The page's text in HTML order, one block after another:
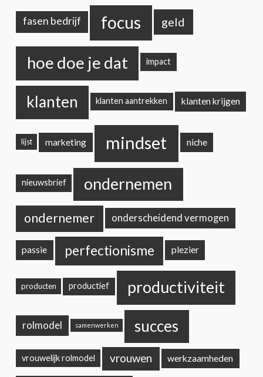
fasen bedrijf focus geld
hoe doe je dat impact
klanten klanten aantrekken klanten krijgen
lijst marketing mindset niche
nieuwsbrief ondernemen
ondernemer onderscheidend vermogen
passie perfectionisme plezier
producten productief productiviteit
rolmodel samenwerken succes
vrouwelijk rolmodel vrouwen werkzaamheden